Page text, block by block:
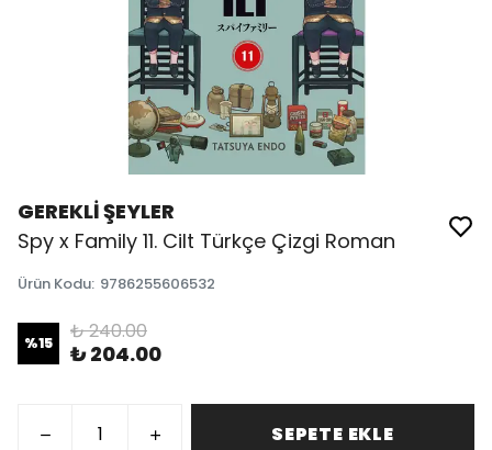
GEREKLİ ŞEYLER
Spy x Family 11. Cilt Türkçe Çizgi Roman
Ürün Kodu: 9786255606532
%15 ₺ 240.00
₺ 204.00
SEPETE EKLE